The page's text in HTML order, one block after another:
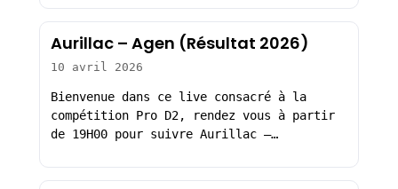
Aurillac – Agen (Résultat 2026)
10 avril 2026
Bienvenue dans ce live consacré à la
compétition Pro D2, rendez vous à partir
de 19H00 pour suivre Aurillac –…